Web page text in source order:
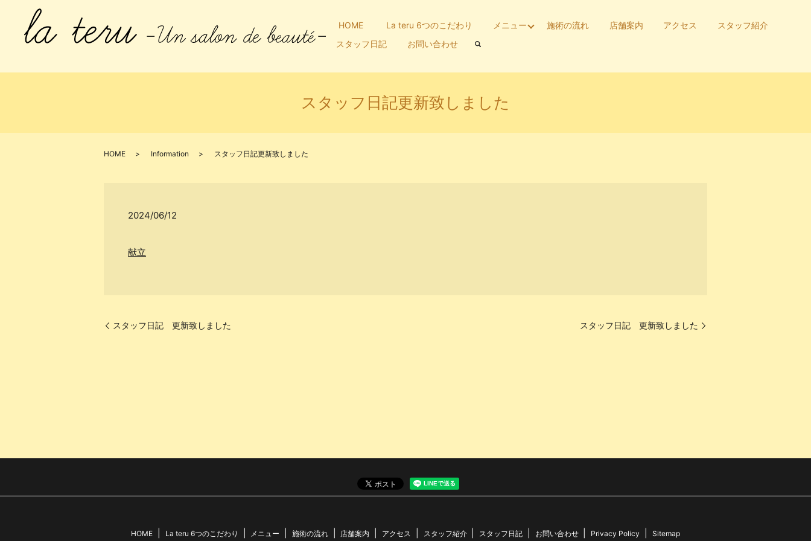
HOME La teru 6つのこだわり メニュー 施術の流れ 店舗案内 アクセス
スタッフ紹介
スタッフ日記
お問い合わせ
スタッフ日記更新致しました
HOME Information スタッフ日記更新致しました
2024/06/12
献立
スタッフ日記 更新致しました スタッフ日記 更新致しました
HOME La teru 6つのこだわり メニュー 施術の流れ 店舗案内 アクセス スタッフ紹介 スタッフ日記 お問い合わせ Privacy Policy Sitemap